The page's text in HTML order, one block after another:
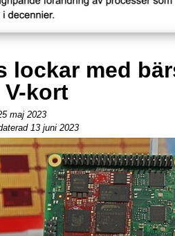
lockar med
V-kort
maj 2023
13 juni 2023